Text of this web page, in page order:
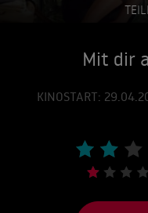
Mit dir
KINOSTART: